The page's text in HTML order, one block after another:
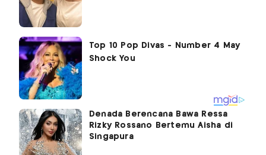
Denada Berencana Bawa Ressa
Rizky Rossano Bertemu Aisha di
Singapura